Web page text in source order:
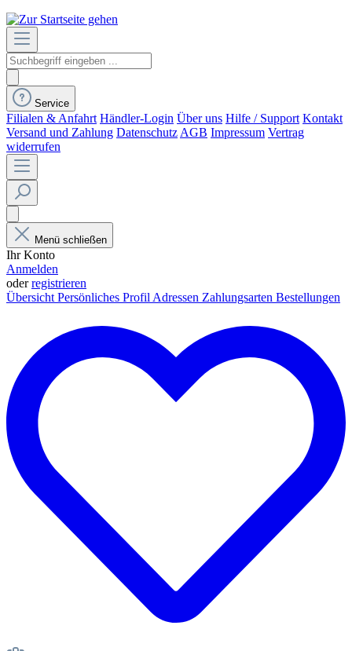
Service
Filialen & Anfahrt Händler-Login Über uns Hilfe / Support Kontakt
Versand und Zahlung Datenschutz AGB Impressum Vertrag
widerrufen
Menü schließen
Ihr Konto
Anmelden
oderregistrieren
Übersicht Persönliches Profil Adressen Zahlungsarten Bestellungen